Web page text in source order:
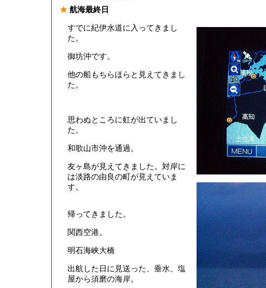
★ 航海最終日
すでに紀伊水道に入ってきまし
た。
御坊沖です。
他の船もちらほらと見えてきまし
た。
思わぬところに虹が出ていまし
た。
和歌山市沖を通過。
友ヶ島が見えてきました。対岸に
は淡路の由良の町が見えていま
す。
帰ってきました。
関西空港。
明石海峡大橋
出航した日に見送った、垂水、塩
屋から須磨の海岸。